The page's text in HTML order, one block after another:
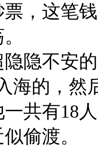
票，这笔
隐隐不安
海的，然
共有18
偷渡。